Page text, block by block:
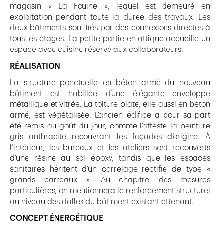
magasin « La Fouine », lequel est demeuré en
exploitation pendant toute la durée des travaux. Les
deux bâtiments sont liés par des connexions directes à
tous les étages. La petite partie en attique accueille un
espace avec cuisine réservé aux collaborateurs.
RÉALISATION
La structure ponctuelle en béton armé du nouveau
bâtiment est habillée d’une élégante enveloppe
métallique et vitrée. La toiture plate, elle aussi en béton
armé, est végétalisée. L’ancien édifice a pour sa part
été remis au goût du jour, comme l’atteste la peinture
gris anthracite recouvrant les façades d’origine. À
l’intérieur, les bureaux et les ateliers sont recouverts
d’une résine au sol époxy, tandis que les espaces
sanitaires héritent d’un carrelage rectifié de type «
grands carreaux ». Au chapitre des mesures
particulières, on mentionnera le renforcement structurel
au niveau des dalles du bâtiment existant attenant.
CONCEPT ÉNERGÉTIQUE